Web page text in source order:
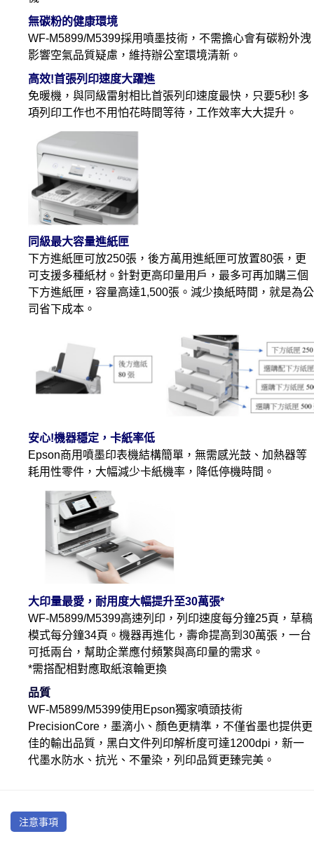
無碳粉的健康環境
WF-M5899/M5399採用噴墨技術，不需擔心會有碳粉外洩
影響空氣品質疑慮，維持辦公室環境清新。
高效!首張列印速度大躍進
免暖機，與同級雷射相比首張列印速度最快，只要5秒! 多
項列印工作也不用怕花時間等待，工作效率大大提升。
同級最大容量進紙匣
下方進紙匣可放250張，後方萬用進紙匣可放置80張，更
可支援多種紙材。針對更高印量用戶，最多可再加購三個
下方進紙匣，容量高達1,500張。減少換紙時間，就是為公
司省下成本。
安心!機器穩定，卡紙率低
Epson商用噴墨印表機結構簡單，無需感光鼓、加熱器等
耗用性零件，大幅減少卡紙機率，降低停機時間。
大印量最愛，耐用度大幅提升至30萬張*
WF-M5899/M5399高速列印，列印速度每分鐘25頁，草稿
模式每分鐘34頁。機器再進化，壽命提高到30萬張，一台
可抵兩台，幫助企業應付頻繁與高印量的需求。
*需搭配相對應取紙滾輪更換
品質
WF-M5899/M5399使用Epson獨家噴頭技術
PrecisionCore，墨滴小、顏色更精準，不僅省墨也提供更
佳的輸出品質，黑白文件列印解析度可達1200dpi，新一
代墨水防水、抗光、不暈染，列印品質更臻完美。
注意事項